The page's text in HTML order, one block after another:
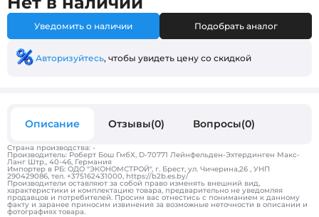
Уведомить о наличии Подобрать аналог
Авторизуйтесь, чтобы увидеть цену со скидкой
Описание Отзывы(0) Вопросы(0)
Страна производства: -
Производитель: Роберт Бош ГмбХ, D-70771 Лейнфельден-Эхтердинген Макс-
Ланг Штр., 40-46, Германия
Импортер в РБ: ОДО "ЭКОНОМСТРОЙ", г. Брест, ул. Чичерина,26 , УНП
290429086, тел. +375162431000, https://b2b.es.by/
Производители оставляют за собой право изменять внешний вид,
характеристики и комплектацию товара, предварительно не уведомляя
продавцов и потребителей. Просим вас отнестись с пониманием к данному
факту и заранее приносим извинения за возможные неточности в описании и
фотографиях товара.